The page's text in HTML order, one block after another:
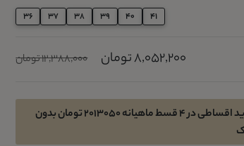
36 37 38 39 40 41
8,052,200 تومان 12,388,000 تومان
امکان خرید اقساطی در 4 قسط ماهیانه 2013050 تومان بدون